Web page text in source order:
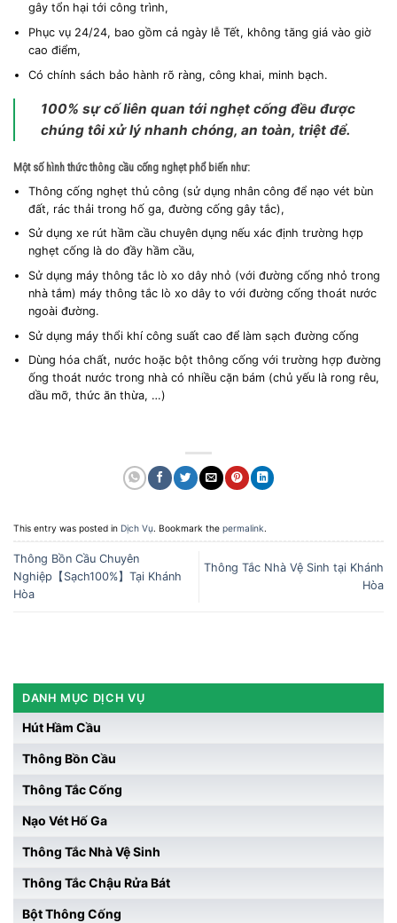
gây tổn hại tới công trình,
Phục vụ 24/24, bao gồm cả ngày lễ Tết, không tăng giá vào giờ
cao điểm,
Có chính sách bảo hành rõ ràng, công khai, minh bạch.
100% sự cố liên quan tới nghẹt cống đều được
chúng tôi xử lý nhanh chóng, an toàn, triệt để.
Một số hình thức thông cầu cống nghẹt phổ biến như:
Thông cống nghẹt thủ công (sử dụng nhân công để nạo vét bùn
đất, rác thải trong hố ga, đường cống gây tắc),
Sử dụng xe rút hầm cầu chuyên dụng nếu xác định trường hợp
nghẹt cống là do đầy hầm cầu,
Sử dụng máy thông tắc lò xo dây nhỏ (với đường cống nhỏ trong
nhà tắm) máy thông tắc lò xo dây to với đường cống thoát nước
ngoài đường.
Sử dụng máy thổi khí công suất cao để làm sạch đường cống
Dùng hóa chất, nước hoặc bột thông cống với trường hợp đường
ống thoát nước trong nhà có nhiều cặn bám (chủ yếu là rong rêu,
dầu mỡ, thức ăn thừa, …)
This entry was posted in Dịch Vụ. Bookmark the permalink.
Thông Bồn Cầu Chuyên
Nghiệp【Sạch100%】Tại Khánh
Hòa
Thông Tắc Nhà Vệ Sinh tại Khánh
Hòa
DANH MỤC DỊCH VỤ
Hút Hầm Cầu
Thông Bồn Cầu
Thông Tắc Cống
Nạo Vét Hố Ga
Thông Tắc Nhà Vệ Sinh
Thông Tắc Chậu Rửa Bát
Bột Thông Cống